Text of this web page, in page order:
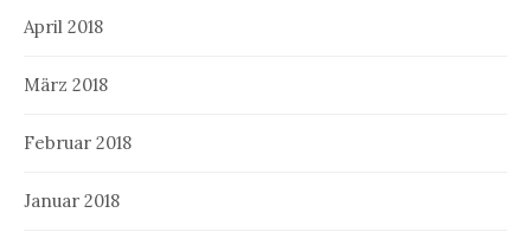
April 2018
März 2018
Februar 2018
Januar 2018